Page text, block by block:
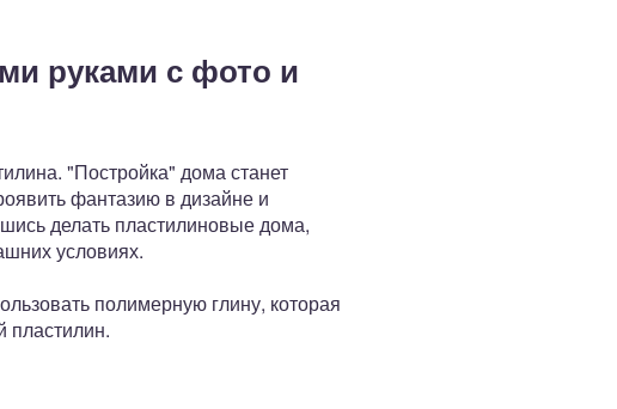
руками с фото и
"Постройка" дома станет
фантазию в дизайне и
делать пластилиновые дома,
условиях.
полимерную глину, которая
пластилин.